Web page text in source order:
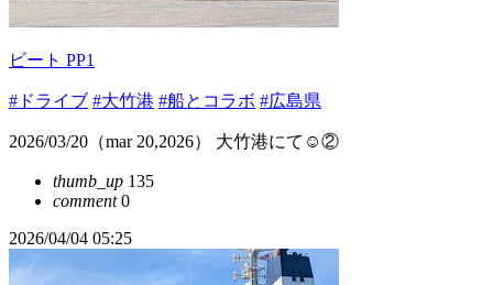
ビート PP1
#ドライブ #大竹港 #船とコラボ #広島県
2026/03/20（mar 20,2026） 大竹港にて☺️②
thumb_up 135
comment0
2026/04/04 05:25